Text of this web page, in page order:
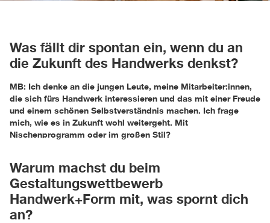
Was fällt dir spontan ein, wenn du an
die Zukunft des Handwerks denkst?
MB: Ich denke an die jungen Leute, meine Mitarbeiter:innen,
die sich fürs Handwerk interessieren und das mit einer Freude
und einem schönen Selbstverständnis machen. Ich frage
mich, wie es in Zukunft wohl weitergeht. Mit
Nischenprogramm oder im großen Stil?
Warum machst du beim
Gestaltungswettbewerb
Handwerk+Form mit, was spornt dich
an?